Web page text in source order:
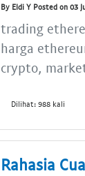
By Eldi Y Posted on 03
trading
harga
crypto,
Dilihat: 988 kali
Rahasia